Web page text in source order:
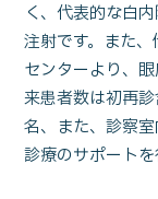
く、代表的な白
注射です。また
センターより、
来患者数は初再
名、また、診察
診療のサポートを